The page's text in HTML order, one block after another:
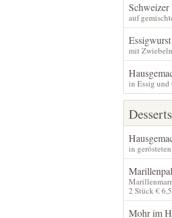
Schweizer
auf
Essigwurst
mit
in Essig und
Desserts
in
2 Stück €
Mohr im